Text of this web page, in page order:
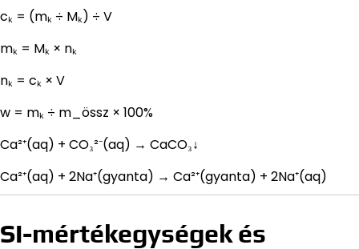
cₖ = (mₖ ÷ Mₖ) ÷ V
mₖ = Mₖ × nₖ
nₖ = cₖ × V
w = mₖ ÷ m_össz × 100%
Ca²⁺(aq) + CO₃²⁻(aq) → CaCO₃↓
Ca²⁺(aq) + 2Na⁺(gyanta) → Ca²⁺(gyanta) + 2Na⁺(aq)
SI-mértékegységek és